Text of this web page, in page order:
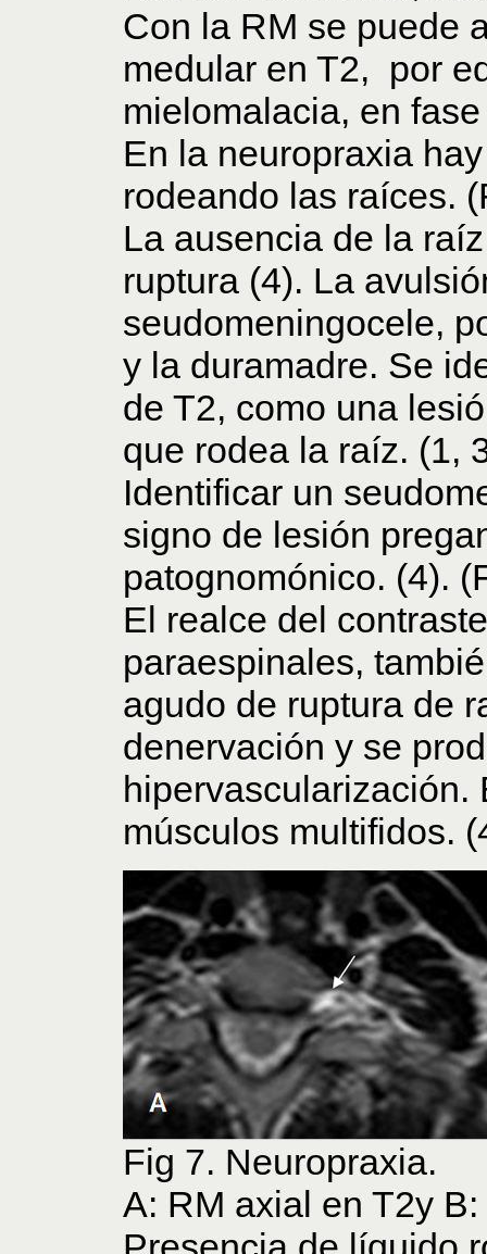
Con la RM se puede
medular en T2, por
mielomalacia, en
En la neuropraxia
rodeando las raíces.
La ausencia de la
ruptura (4). La
seudomeningocele,
y la duramadre. Se
de T2, como una
que rodea la raíz. (1,
Identificar un
signo de lesión
patognomónico. (4).
El realce del
paraespinales,
agudo de ruptura de
denervación y se
hipervascularización.
músculos multifidos.
Fig 7. Neuropraxia.
A: RM axial en T2y